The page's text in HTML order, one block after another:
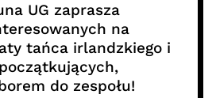
UG zaprasza
na
tańca irlandzkiego i
do zespołu!